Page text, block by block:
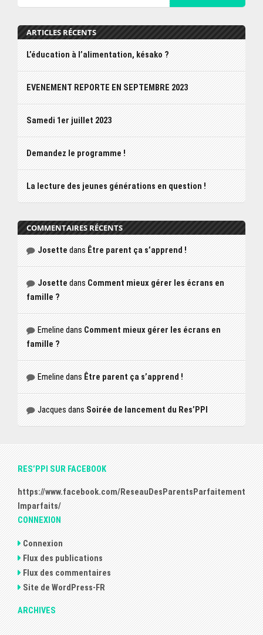
ARTICLES RÉCENTS
L’éducation à l’alimentation, késako ?
EVENEMENT REPORTE EN SEPTEMBRE 2023
Samedi 1er juillet 2023
Demandez le programme !
La lecture des jeunes générations en question !
COMMENTAIRES RÉCENTS
Josette dans Être parent ça s’apprend !
Josette dans Comment mieux gérer les écrans en
famille ?
Emeline dans Comment mieux gérer les écrans en
famille ?
Emeline dans Être parent ça s’apprend !
Jacques dans Soirée de lancement du Res’PPI
RES’PPI SUR FACEBOOK
https://www.facebook.com/ReseauDesParentsParfaitement
Imparfaits/
CONNEXION
Connexion
Flux des publications
Flux des commentaires
Site de WordPress-FR
ARCHIVES